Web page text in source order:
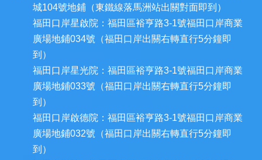
城104號地鋪（東鐵線落馬洲站出關對面即到）
福田口岸星啟院：福田區裕亨路3-1號福田口岸商業
廣場地鋪034號（福田口岸出關右轉直行5分鐘即
到）
福田口岸星光院：福田區裕亨路3-1號福田口岸商業
廣場地鋪033號（福田口岸出關右轉直行5分鐘即
到）
福田口岸啟德院：福田區裕亨路3-1號福田口岸商業
廣場地鋪032號（福田口岸出關右轉直行5分鐘即
到）